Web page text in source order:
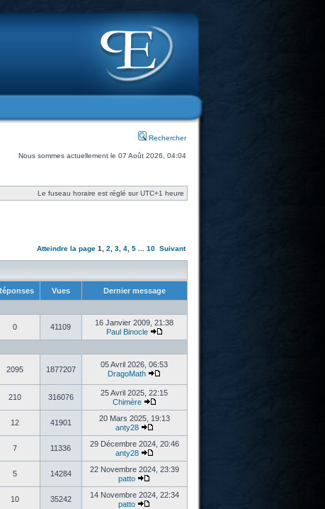
Rechercher
Nous sommes actuellement le 07 Août 2026, 04:04
Le fuseau horaire est réglé sur UTC+1 heure
Atteindre la page 1 2 3, 4, 5... 10 Suivant
Vues Dernier message
0 41109
16 Janvier 2009, 21:38
Paul Binocle
2095 1877207
05 Avril 2026, 06:53
DragoMath
210 316076
25 Avril 2025, 22:15
Chimère
12 41901
20 Mars 2025, 19:13
anty28
7 11336
29 Décembre 2024, 20:46
anty28
5 14284
22 Novembre 2024, 23:39
patto
10 35242
14 Novembre 2024, 22:34
patto